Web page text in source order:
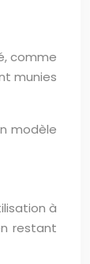
comme
munies
modèle
à
restant